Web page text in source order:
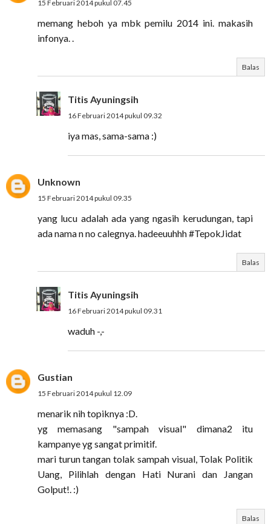
15 Februari 2014 pukul 07.45
memang heboh ya mbk pemilu 2014 ini. makasih
infonya. .
Balas
Titis Ayuningsih
16 Februari 2014 pukul 09.32
iya mas, sama-sama :)
Unknown
15 Februari 2014 pukul 09.35
yang lucu adalah ada yang ngasih kerudungan, tapi
ada nama n no calegnya. hadeeuuhhh #TepokJidat
Balas
Titis Ayuningsih
16 Februari 2014 pukul 09.31
waduh -,-
Gustian
15 Februari 2014 pukul 12.09
menarik nih topiknya :D.
yg memasang "sampah visual" dimana2 itu
kampanye yg sangat primitif.
mari turun tangan tolak sampah visual, Tolak Politik
Uang, Pilihlah dengan Hati Nurani dan Jangan
Golput!. :)
Balas